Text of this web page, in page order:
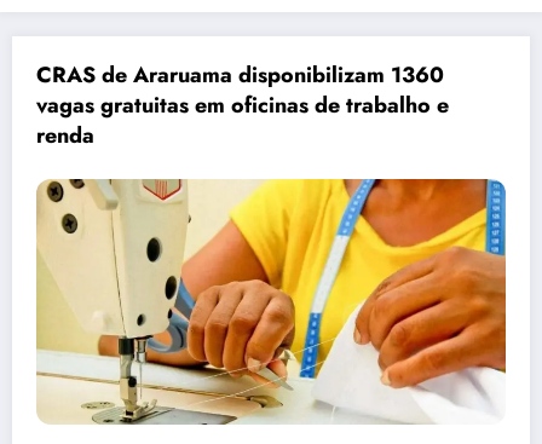
CRAS de Araruama disponibilizam 1360
vagas gratuitas em oficinas de trabalho e
renda